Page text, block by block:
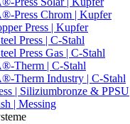
Press Chrom | Kupfer
Press | Kupfer
Press | C-Stahl
Press Gas | C-Stahl
Therm | C-Stahl
Therm Industry | C-Stahl
| Siliziumbronze & PPSU
| Messing